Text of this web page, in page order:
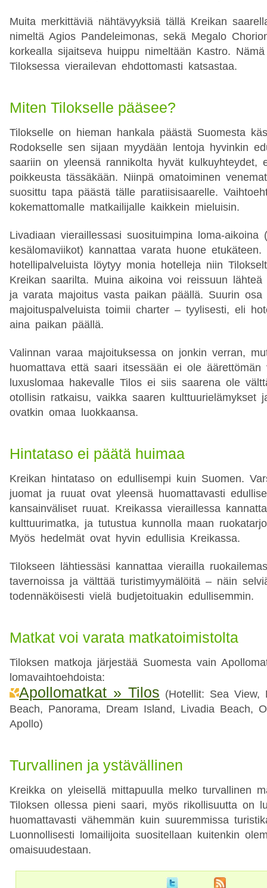
Muita merkittäviä nähtävyyksiä tällä Kreikan
nimeltä Agios Pandeleimonas, sekä Megalo
korkealla sijaitseva huippu nimeltään Kastro.
Tiloksessa vierailevan ehdottomasti katsastaa.
Miten Tilokselle pääsee?
Tilokselle on hieman hankala päästä Suomesta
Rodokselle sen sijaan myydään lentoja hyvinkin
saariin on yleensä rannikolta hyvät kulkuyhteydet,
poikkeusta tässäkään. Niinpä omatoiminen
suosittu tapa päästä tälle paratiisisaarelle.
kokemattomalle matkailijalle kaikkein mieluisin.
Livadiaan vieraillessasi suosituimpina loma-aikoina
kesälomaviikot) kannattaa varata huone etukäteen.
hotellipalveluista löytyy monia hotelleja niin
Kreikan saarilta. Muina aikoina voi reissuun lähteä
ja varata majoitus vasta paikan päällä. Suurin osa
majoituspalveluista toimii charter – tyylisesti, eli
aina paikan päällä.
Valinnan varaa majoituksessa on jonkin verran,
huomattava että saari itsessään ei ole äärettömän
luxuslomaa hakevalle Tilos ei siis saarena ole
otollisin ratkaisu, vaikka saaren kulttuurielämykset
ovatkin omaa luokkaansa.
Hintataso ei päätä huimaa
Kreikan hintataso on edullisempi kuin Suomen.
juomat ja ruuat ovat yleensä huomattavasti
kansainväliset ruuat. Kreikassa vieraillessa
kulttuurimatka, ja tutustua kunnolla maan
Myös hedelmät ovat hyvin edullisia Kreikassa.
Tilokseen lähtiessäsi kannattaa vierailla
tavernoissa ja välttää turistimyymälöitä – näin
todennäköisesti vielä budjetoituakin edullisemmin.
Matkat voi varata matkatoimistolta
Tiloksen matkoja järjestää Suomesta vain
lomavaihtoehdoista:
Apollomatkat » Tilos (Hotellit: Sea View,
Beach, Panorama, Dream Island, Livadia Beach,
Apollo)
Turvallinen ja ystävällinen
Kreikka on yleisellä mittapuulla melko turvallinen
Tiloksen ollessa pieni saari, myös rikollisuutta on
huomattavasti vähemmän kuin suuremmissa
Luonnollisesti lomailijoita suositellaan kuitenkin
omaisuudestaan.